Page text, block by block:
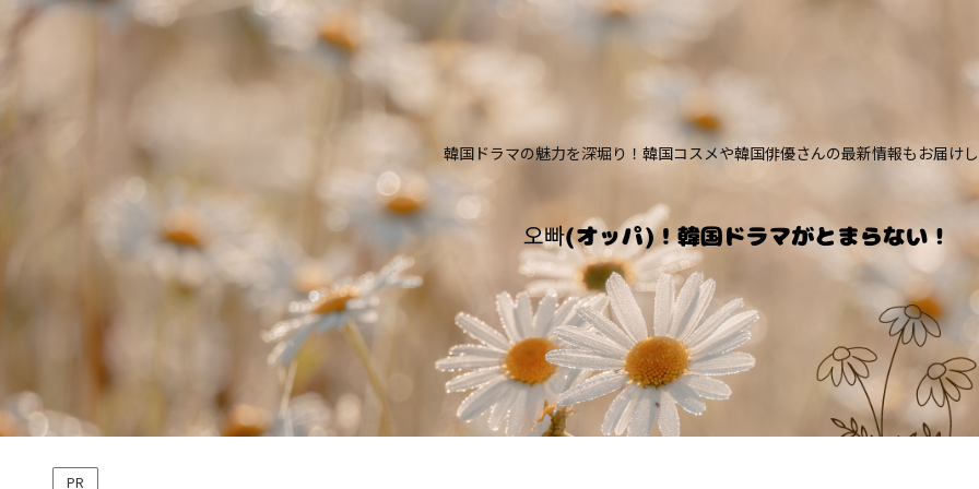
韓国ドラマの魅力を深堀り！韓国コスメや韓国俳優さんの最新情報もお届け
PR